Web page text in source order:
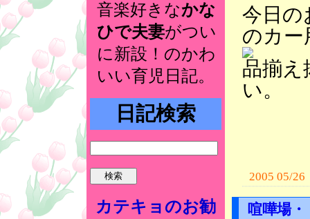
音楽好きなかな
ひで夫妻がつい
に新設！のかわ
いい育児日記。
日記検索
カテキョのお勧
今日
のカー
品揃え
い。
2005 05/26
喧嘩場・